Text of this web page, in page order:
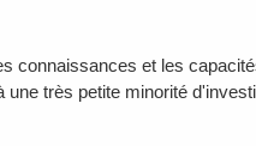
connaissances et les
très petite minorité